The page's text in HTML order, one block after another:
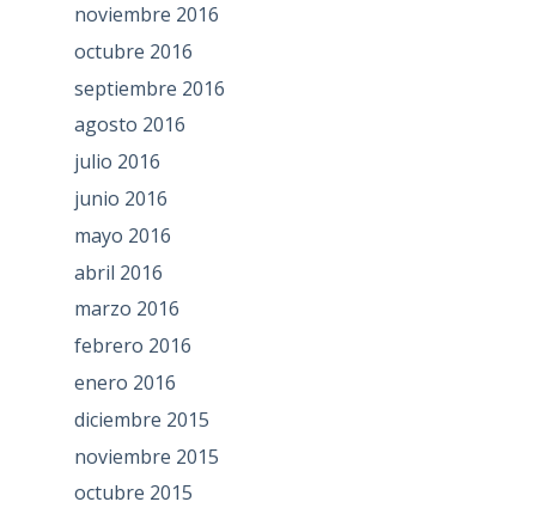
noviembre 2016
octubre 2016
septiembre 2016
agosto 2016
julio 2016
junio 2016
mayo 2016
abril 2016
marzo 2016
febrero 2016
enero 2016
diciembre 2015
noviembre 2015
octubre 2015